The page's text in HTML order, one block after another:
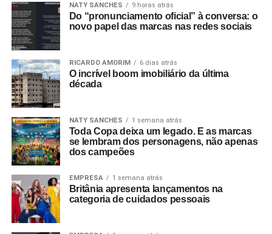
NATY SANCHES 9 horas atrás
Do “pronunciamento oficial” à conversa: o
novo papel das marcas nas redes sociais
RICARDO AMORIM 6 dias atrás
O incrível boom imobiliário da última
década
NATY SANCHES 1 semana atrás
Toda Copa deixa um legado. E as marcas
se lembram dos personagens, não apenas
dos campeões
EMPRESA 1 semana atrás
Britânia apresenta lançamentos na
categoria de cuidados pessoais